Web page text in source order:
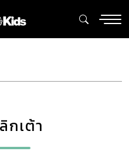
กเต้า